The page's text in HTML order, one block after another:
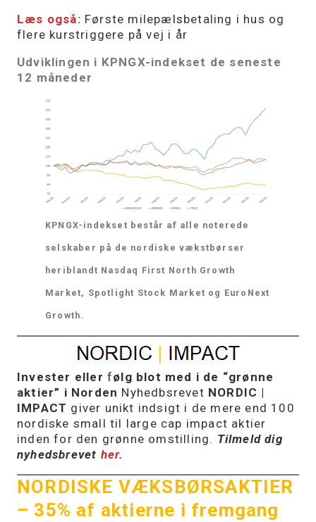
Læs også: Første milepælsbetaling i hus og
flere kurstriggere på vej i år
Udviklingen i KPNGX-indekset de seneste
12 måneder
KPNGX-indekset består af alle noterede
selskaber på de nordiske vækstbørser
heriblandt Nasdaq First North Growth
Market, Spotlight Stock Market og EuroNext
Growth.
Invester eller følg blot med i de “grønne
aktier” i Norden Nyhedbsrevet NORDIC |
IMPACT giver unikt indsigt i de mere end 100
nordiske small til large cap impact aktier
inden for den grønne omstilling. Tilmeld dig
nyhedsbrevet her.
NORDISKE VÆKSBØRSAKTIER
– 35% af aktierne i fremgang